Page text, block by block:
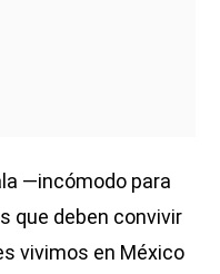
—incómodo para
que deben convivir
vivimos en México